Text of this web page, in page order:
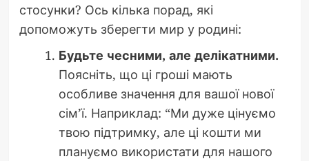
стосунки? Ось кілька порад, які
допоможуть зберегти мир у родині:
Будьте чесними, але делікатними.
Поясніть, що ці гроші мають
особливе значення для вашої нової
сім’ї. Наприклад: “Ми дуже цінуємо
твою підтримку, але ці кошти ми
плануємо використати для нашого